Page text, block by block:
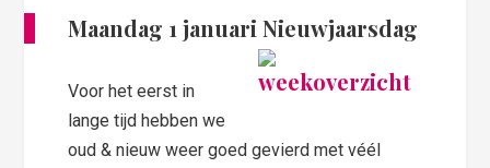
Maandag 1 januari Nieuwjaarsdag
Voor het eerst in
lange tijd hebben we
oud & nieuw weer goed gevierd met véél